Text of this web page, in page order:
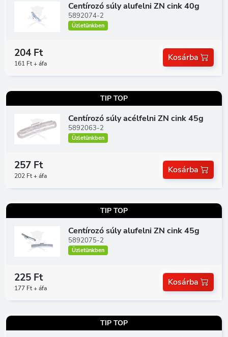
Centírozó súly alufelni ZN cink 40g
5892074-2
Üzletünkben
204 Ft
161 Ft + áfa
Kosárba
TIP TOP
Centírozó súly acélfelni ZN cink 45g
5892063-2
Üzletünkben
257 Ft
202 Ft + áfa
Kosárba
TIP TOP
Centírozó súly alufelni ZN cink 45g
5892075-2
Üzletünkben
225 Ft
177 Ft + áfa
Kosárba
TIP TOP